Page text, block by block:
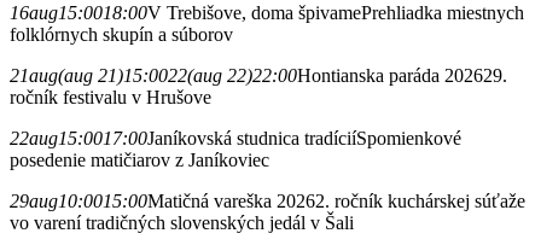
16aug15:0018:00V Trebišove, doma špivamePrehliadka miestnych
folklórnych skupín a súborov
21aug(aug 21)15:0022(aug 22)22:00Hontianska paráda 202629.
ročník festivalu v Hrušove
22aug15:0017:00Janíkovská studnica tradíciíSpomienkové
posedenie matičiarov z Janíkoviec
29aug10:0015:00Matičná vareška 20262. ročník kuchárskej súťaže
vo varení tradičných slovenských jedál v Šali